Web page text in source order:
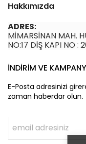
Hakkımızda
ADRES:
MİMARSİNAN MAH.
NO:17 DİŞ KAPI NO :
İNDİRİM VE
E-Posta adresinizi
zaman haberdar olun.